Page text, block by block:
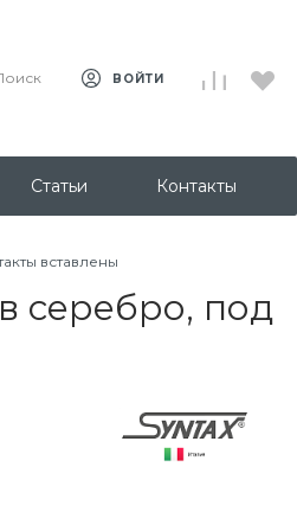
ВОЙТИ
Статьи Контакты
вставлены
серебро, под